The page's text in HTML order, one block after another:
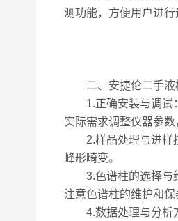
测功能，方便用户进行
二、安捷伦二手液
1.正确安装与调试：
实际需求调整仪器参数
2.样品处理与进样技
峰形畸变。
3.色谱柱的选择与维
注意色谱柱的维护和
4.数据处理与分析方